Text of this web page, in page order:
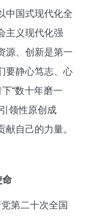
中国式现代化全
主义现代化强
源、创新是第一
要静心笃志、心
“数十年磨一
领性原创成
献自己的力量。
命
第二十次全国